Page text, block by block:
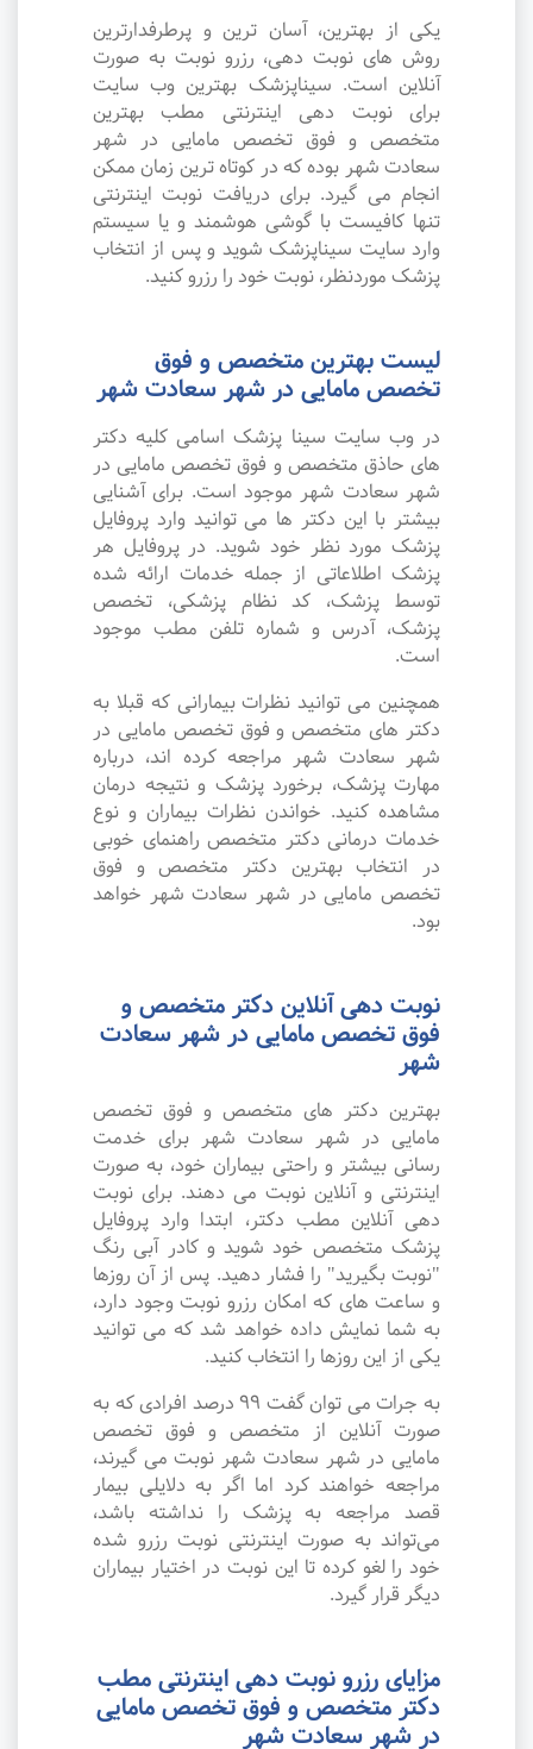
یکی از بهترین، آسان ترین و پرطرفدارترین
روش های نوبت دهی، رزرو نوبت به صورت
آنلاین است. سیناپزشک بهترین وب سایت
برای نوبت دهی اینترنتی مطب بهترین
متخصص و فوق تخصص مامایی در شهر
سعادت شهر بوده که در کوتاه ترین زمان ممکن
انجام می گیرد. برای دریافت نوبت اینترنتی
تنها کافیست با گوشی هوشمند و یا سیستم
وارد سایت سیناپزشک شوید و پس از انتخاب
پزشک موردنظر، نوبت خود را رزرو کنید.
لیست بهترین متخصص و فوق
تخصص مامایی در شهر سعادت شهر
در وب سایت سینا پزشک اسامی کلیه دکتر
های حاذق متخصص و فوق تخصص مامایی در
شهر سعادت شهر موجود است. برای آشنایی
بیشتر با این دکتر ها می توانید وارد پروفایل
پزشک مورد نظر خود شوید. در پروفایل هر
پزشک اطلاعاتی از جمله خدمات ارائه شده
توسط پزشک، کد نظام پزشکی، تخصص
پزشک، آدرس و شماره تلفن مطب موجود
است.
همچنین می توانید نظرات بیمارانی که قبلا به
دکتر های متخصص و فوق تخصص مامایی در
شهر سعادت شهر مراجعه کرده اند، درباره
مهارت پزشک، برخورد پزشک و نتیجه درمان
مشاهده کنید. خواندن نظرات بیماران و نوع
خدمات درمانی دکتر متخصص راهنمای خوبی
در انتخاب بهترین دکتر متخصص و فوق
تخصص مامایی در شهر سعادت شهر خواهد
بود.
نوبت دهی آنلاین دکتر متخصص و
فوق تخصص مامایی در شهر سعادت
شهر
بهترین دکتر های متخصص و فوق تخصص
مامایی در شهر سعادت شهر برای خدمت
رسانی بیشتر و راحتی بیماران خود، به صورت
اینترنتی و آنلاین نوبت می دهند. برای نوبت
دهی آنلاین مطب دکتر، ابتدا وارد پروفایل
پزشک متخصص خود شوید و کادر آبی رنگ
"نوبت بگیرید" را فشار دهید. پس از آن روزها
و ساعت های که امکان رزرو نوبت وجود دارد،
به شما نمایش داده خواهد شد که می توانید
یکی از این روزها را انتخاب کنید.
به جرات می‌ توان گفت ۹۹ درصد افرادی که به
صورت آنلاین از متخصص و فوق تخصص
مامایی در شهر سعادت شهر نوبت می گیرند،
مراجعه خواهند کرد اما اگر به دلایلی بیمار
قصد مراجعه به پزشک را نداشته باشد،
می‌تواند به صورت اینترنتی نوبت رزرو شده
خود را لغو کرده تا این نوبت در اختیار بیماران
دیگر قرار گیرد.
مزایای رزرو نوبت دهی اینترنتی مطب
دکتر متخصص و فوق تخصص مامایی
در شهر سعادت شهر